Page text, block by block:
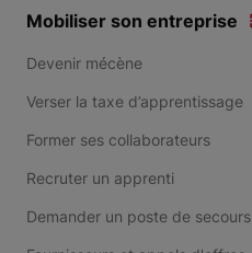
Mobiliser son entreprise
Devenir mécène
Verser la taxe d’apprentissage
Former ses collaborateurs
Recruter un apprenti
Demander un poste de secours